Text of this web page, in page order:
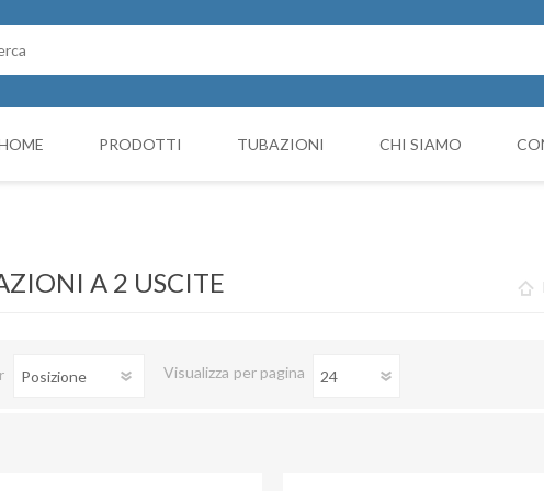
PRODOTTI TUBAZIONI CHI SIAMO
A 2 USCITE
Visualizza per pagina